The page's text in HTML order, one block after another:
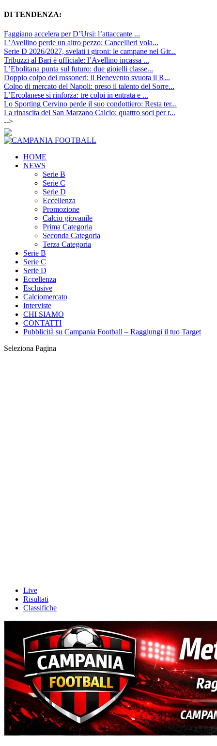
DI TENDENZA:
Faggiano accelera per D’Ursi: l’attaccante ...
L’Avellino perde un altro pezzo: Cancellieri vola...
Serie D 2026/2027, svelati i gironi: le campane nel Gir...
Tribuzzi al Bari è ufficiale: l’Avellino incassa ...
L’Ebolitana punta sul futuro: due gioielli classe...
Doppio colpo dei rossoneri: il Benevento svuota il R...
Colpo di mercato del Napoli: preso il talento del Sorre...
L’Ercolanese si rinforza: tre colpi in entrata e ...
Lo Sporting Cervino perde il suo condottiero: Resta ter...
La rinascita del San Marzano Calcio: quattro soci per r...
-->
HOME
NEWS
Serie B
Serie C
Serie D
Eccellenza
Promozione
Calcio giovanile
Prima Categoria
Seconda Categoria
Terza Categoria
Serie B
Serie C
Serie D
Eccellenza
Esclusive
Calciomercato
Interviste
CHI SIAMO
CONTATTI
Pubblicità su Campania Football – Raggiungi il tuo Target
Seleziona Pagina
Live
Risultati
Classifiche